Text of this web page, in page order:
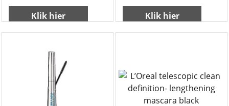
Klik hier Klik hier